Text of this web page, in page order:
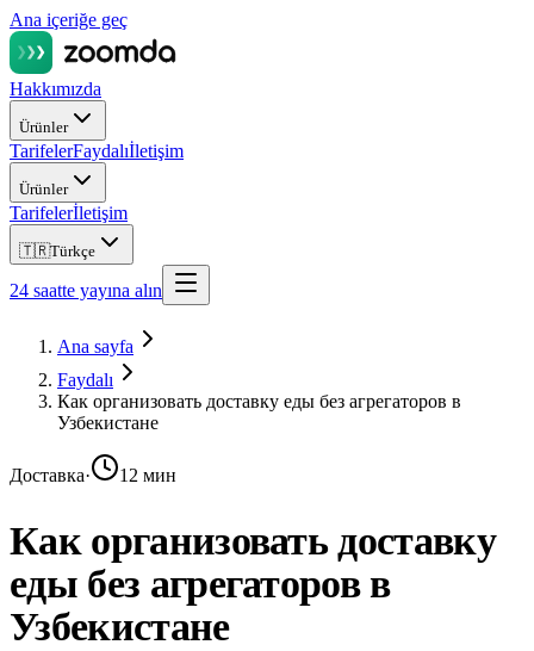
Ana içeriğe geç
Hakkımızda
Ürünler
TarifelerFaydalıİletişim
Ürünler
Tarifelerİletişim
🇹🇷Türkçe
24 saatte yayına alın
Ana sayfa
Faydalı
Как организовать доставку еды без агрегаторов в
Узбекистане
Доставка· 12 мин
Как организовать доставку
еды без агрегаторов в
Узбекистане